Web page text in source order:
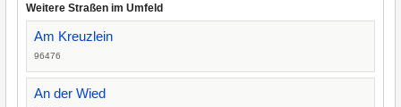
Weitere Straßen im Umfeld
Am Kreuzlein
96476
An der Wied